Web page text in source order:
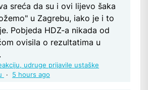
sreća da su i ovi lijevo šaka
u Zagrebu, iako je i to
Pobjeda HDZ-a nikada od
ovisila o rezultatima u
udruge prijavile ustaške
· 5 hours ago